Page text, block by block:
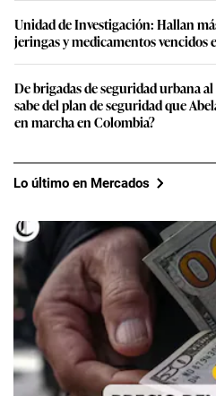
Unidad de Investigación: Hallan
jeringas y medicamentos vencidos
De brigadas de seguridad urbana
sabe del plan de seguridad que
en marcha en Colombia?
Lo último en Mercados